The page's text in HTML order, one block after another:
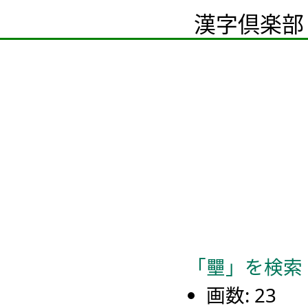
漢字倶楽部
「壨」を検索
画数: 23